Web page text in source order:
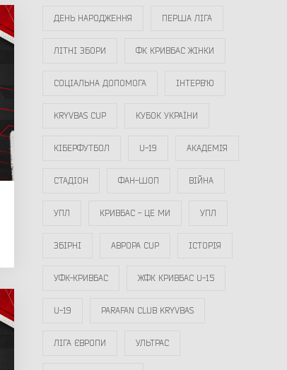
ДЕНЬ НАРОДЖЕННЯ ПЕРША ЛІГА
ЛІТНІ ЗБОРИ ФК КРИВБАС ЖІНКИ
СОЦІАЛЬНА ДОПОМОГА ІНТЕРВ`Ю
KRYVBAS CUP КУБОК УКРАЇНИ
КІБЕРФУТБОЛ U-19 АКАДЕМІЯ
СТАДІОН ФАН-ШОП ВІЙНА
УПЛ КРИВБАС - ЦЕ МИ УПЛ
ЗБІРНІ АВРОРА CUP ІСТОРІЯ
УФК-КРИВБАС ЖФК КРИВБАС U-15
U-19 PARAFAN CLUB KRYVBAS
ЛІГА ЄВРОПИ УЛЬТРАС